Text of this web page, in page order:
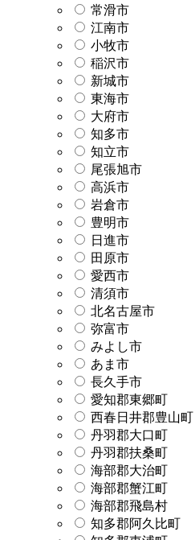
常滑市
江南市
小牧市
稲沢市
新城市
東海市
大府市
知多市
知立市
尾張旭市
高浜市
岩倉市
豊明市
日進市
田原市
愛西市
清須市
北名古屋市
弥富市
みよし市
あま市
長久手市
愛知郡東郷町
西春日井郡豊山町
丹羽郡大口町
丹羽郡扶桑町
海部郡大治町
海部郡蟹江町
海部郡飛島村
知多郡阿久比町